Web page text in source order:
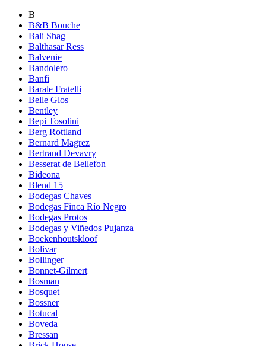
B
B&B Bouche
Bali Shag
Balthasar Ress
Balvenie
Bandolero
Banfi
Barale Fratelli
Belle Glos
Bentley
Bepi Tosolini
Berg Rottland
Bernard Magrez
Bertrand Devavry
Besserat de Bellefon
Bideona
Blend 15
Bodegas Chaves
Bodegas Finca Río Negro
Bodegas Protos
Bodegas y Viñedos Pujanza
Boekenhoutskloof
Bolivar
Bollinger
Bonnet-Gilmert
Bosman
Bosquet
Bossner
Botucal
Boveda
Bressan